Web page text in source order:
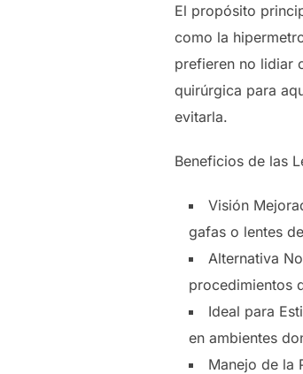
El propósito
como la
prefieren no lidiar
quirúrgica para
evitarla.
Beneficios de las
Visión
gafas o lentes
Alternativa
procedimientos
Ideal para
en ambientes
Manejo de la